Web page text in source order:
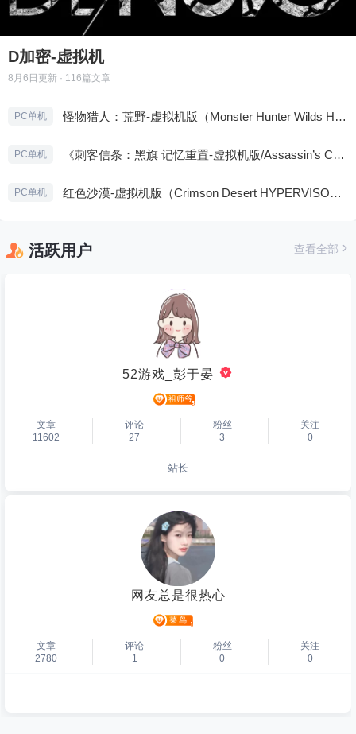
D加密-虚拟机
8月6日 更新 · 116篇文章
PC单机 怪物猎人：荒野-虚拟机版（Monster Hunter Wilds HYPERVISOR）免安装中文版
PC单机 《刺客信条：黑旗 记忆重置-虚拟机版/Assassin’s Creed Black Flag Resynced HYPERVISOR》免安装中文版
PC单机 红色沙漠-虚拟机版（Crimson Desert HYPERVISOR）免安装中文版
活跃用户 查看全部
52游戏_彭于晏
文章
11602
评论
27
粉丝
3
关注
0
站长
个人主页
网友总是很热心
文章
2780
评论
1
粉丝
0
关注
0